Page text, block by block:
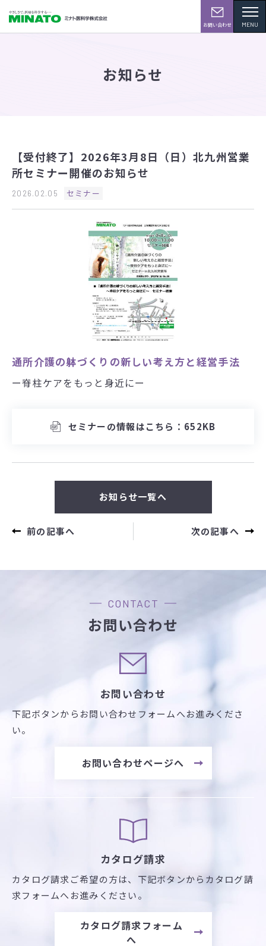
お問い合わせ MENU
お知らせ
【受付終了】2026年3月8日（日）北九州営業
所セミナー開催のお知らせ
2026.02.05 セミナー
通所介護の躰づくりの新しい考え方と経営手法
ー脊柱ケアをもっと身近にー
セミナーの情報はこちら：652KB
前の記事へ
お知らせ一覧へ
次の記事へ
CONTACT
お問い合わせ
お問い合わせ
下記ボタンからお問い合わせフォームへお進みくださ
い。
お問い合わせページへ
カタログ請求
カタログ請求ご希望の方は、 下記ボタンからカタログ請
求フォームへお進みください。
カタログ請求フォーム
へ